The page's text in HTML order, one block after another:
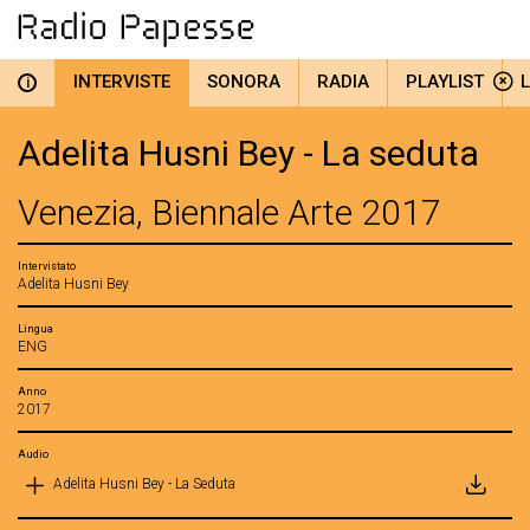
i INTERVISTE SONORA RADIA PLAYLIST
Adelita Husni Bey - La seduta
Venezia, Biennale Arte 2017
Intervistato
Adelita Husni Bey
Lingua
ENG
Anno
2017
Audio
Adelita Husni Bey - La Seduta